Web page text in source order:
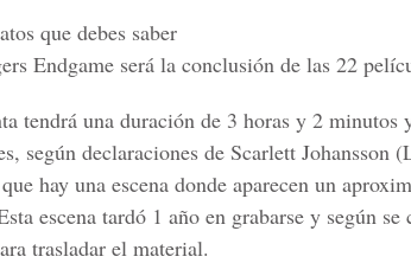
que debes saber
Endgame será la conclusión de las 22
tendrá una duración de 3 horas y 2 minutos
según declaraciones de Scarlett Johansson
hay una escena donde aparecen un
escena tardó 1 año en grabarse y según
trasladar el material.